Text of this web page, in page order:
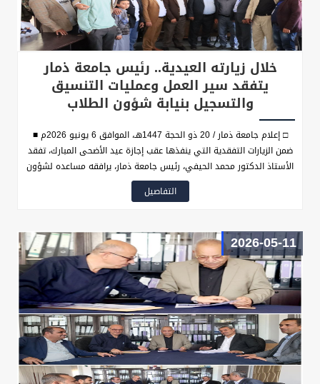
خلال زيارته العيدية.. رئيس جامعة ذمار
يتفقد سير العمل وعمليات التنسيق
والتسجيل بنيابة شؤون الطلاب
□ إعلام جامعة ذمار / 20 ذو الحجة 1447هـ، الموافق 6 يونيو 2026م ■
ضمن الزيارات التفقدية التي ينفذها عقب إجازة عيد الأضحى المبارك، تفقد
الأستاذ الدكتور محمد الحيفي، رئيس جامعة ذمار، يرافقه مساعده لشؤون
المراكز الأستاذ الدكتور عصام واصل، وأمين عام الجامعة الدكتور محمد
حطرم، وعدد قيادات الجامعة، نيابة شؤون الطلاب؛ للاطلاع على مستوى
التفاصيل
2026-05-11